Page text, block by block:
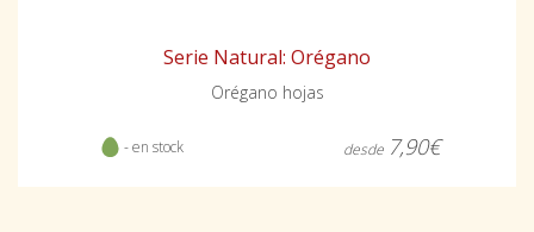
Serie Natural: Orégano
Orégano hojas
- en stock desde 7,90€